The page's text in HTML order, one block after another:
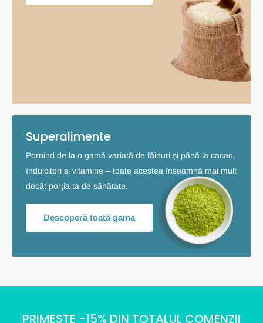
Superalimente
Pornind de la o gamă variată de făinuri și până la cacao,
îndulcitori și vitamine – toate acestea înseamnă mai mult
decât porția ta de sănătate.
Descoperă toată gama
PRIMESTE -15% DIN TOTALUL COMENZII